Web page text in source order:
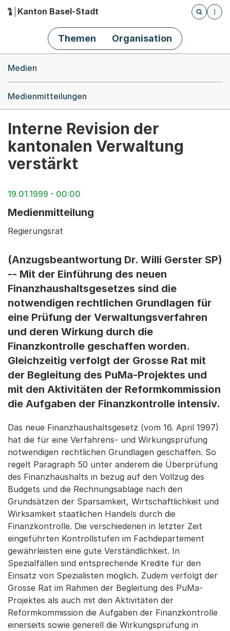
Hauptnavigation
Kanton Basel-Stadt
Öffnet
Themen Organisation
Medien
Medienmitteilungen
Interne Revision der
kantonalen Verwaltung
verstärkt
19.01.1999 - 00:00
Medienmitteilung
Regierungsrat
(Anzugsbeantwortung Dr. Willi Gerster SP)
-- Mit der Einführung des neuen
Finanzhaushaltsgesetzes sind die
notwendigen rechtlichen Grundlagen für
eine Prüfung der Verwaltungsverfahren
und deren Wirkung durch die
Finanzkontrolle geschaffen worden.
Gleichzeitig verfolgt der Grosse Rat mit
der Begleitung des PuMa-Projektes und
mit den Aktivitäten der Reformkommission
die Aufgaben der Finanzkontrolle intensiv.
Das neue Finanzhaushaltsgesetz (vom 16. April 1997)
hat die für eine Verfahrens- und Wirkungsprüfung
notwendigen rechtlichen Grundlagen geschaffen. So
regelt Paragraph 50 unter anderem die Überprüfung
des Finanzhaushalts in bezug auf den Vollzug des
Budgets und die Rechnungsablage nach den
Grundsätzen der Sparsamkeit, Wirtschaftlichkeit und
Wirksamkeit staatlichen Handels durch die
Finanzkontrolle. Die verschiedenen in letzter Zeit
eingeführten Kontrollstufen im Fachdepartement
gewährleisten eine gute Verständlichkeit. In
Spezialfällen sind entsprechende Kredite für den
Einsatz von Spezialisten möglich. Zudem verfolgt der
Grosse Rat im Rahmen der Begleitung des PuMa-
Projektes als auch mit den Aktivitäten der
Reformkommission die Aufgaben der Finanzkontrolle
einerseits sowie generell die Wirkungsprüfung in